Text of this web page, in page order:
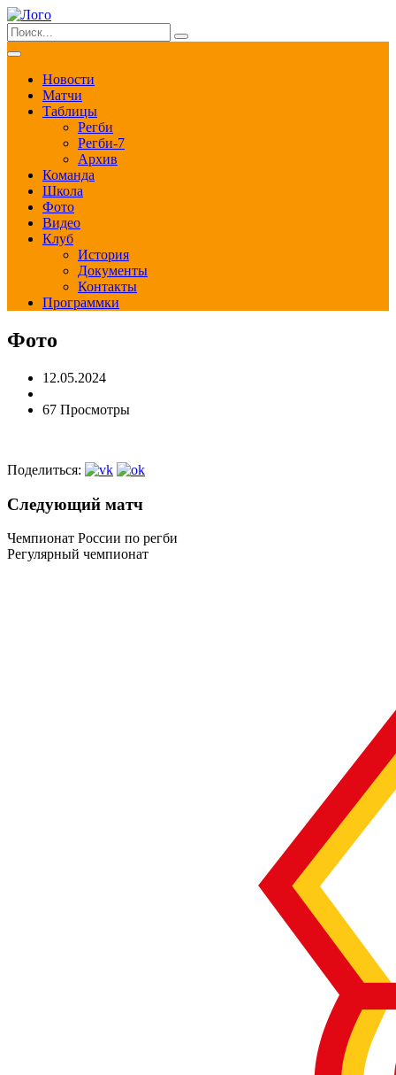
Новости
Матчи
Таблицы
Регби
Регби-7
Архив
Команда
Школа
Фото
Видео
Клуб
История
Документы
Контакты
Программки
Фото
12.05.2024
67 Просмотры
Поделиться:
Следующий матч
Чемпионат России по регби
Регулярный чемпионат